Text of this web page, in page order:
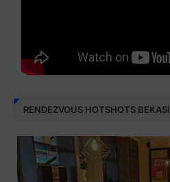
RENDEZVOUS HOTSHOTS BEKASI